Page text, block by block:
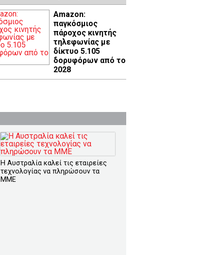
Amazon:
παγκόσμιος
πάροχος κινητής
τηλεφωνίας με
δίκτυο 5.105
δορυφόρων από το
2028
Η Αυστραλία καλεί τις εταιρείες
τεχνολογίας να πληρώσουν τα
ΜΜΕ